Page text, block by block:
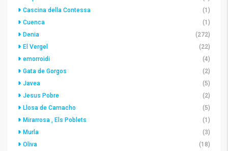
Cascina della Contessa
(1)
Cuenca
(1)
Denia
(272)
El Vergel
(22)
emorroidi
(4)
Gata de Gorgos
(2)
Javea
(5)
Jesus Pobre
(2)
Llosa de Camacho
(5)
Mirarrosa , Els Poblets
(1)
Murla
(3)
Oliva
(18)